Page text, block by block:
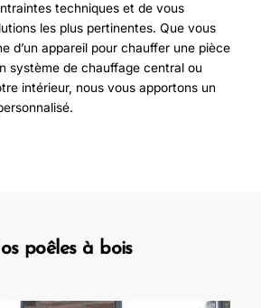
techniques et de vous
les plus pertinentes. Que vous
d’un appareil pour chauffer une pièce
système de chauffage central ou
intérieur, nous vous apportons un
poêles à bois